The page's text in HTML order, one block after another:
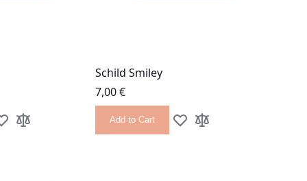
to Wish List
Add to Compare
Schild Smiley
7,00 €
Add to Cart Add to Wish List
Add to Compare